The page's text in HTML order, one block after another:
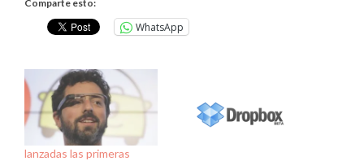
Comparte esto:
WhatsApp
lanzadas las primeras